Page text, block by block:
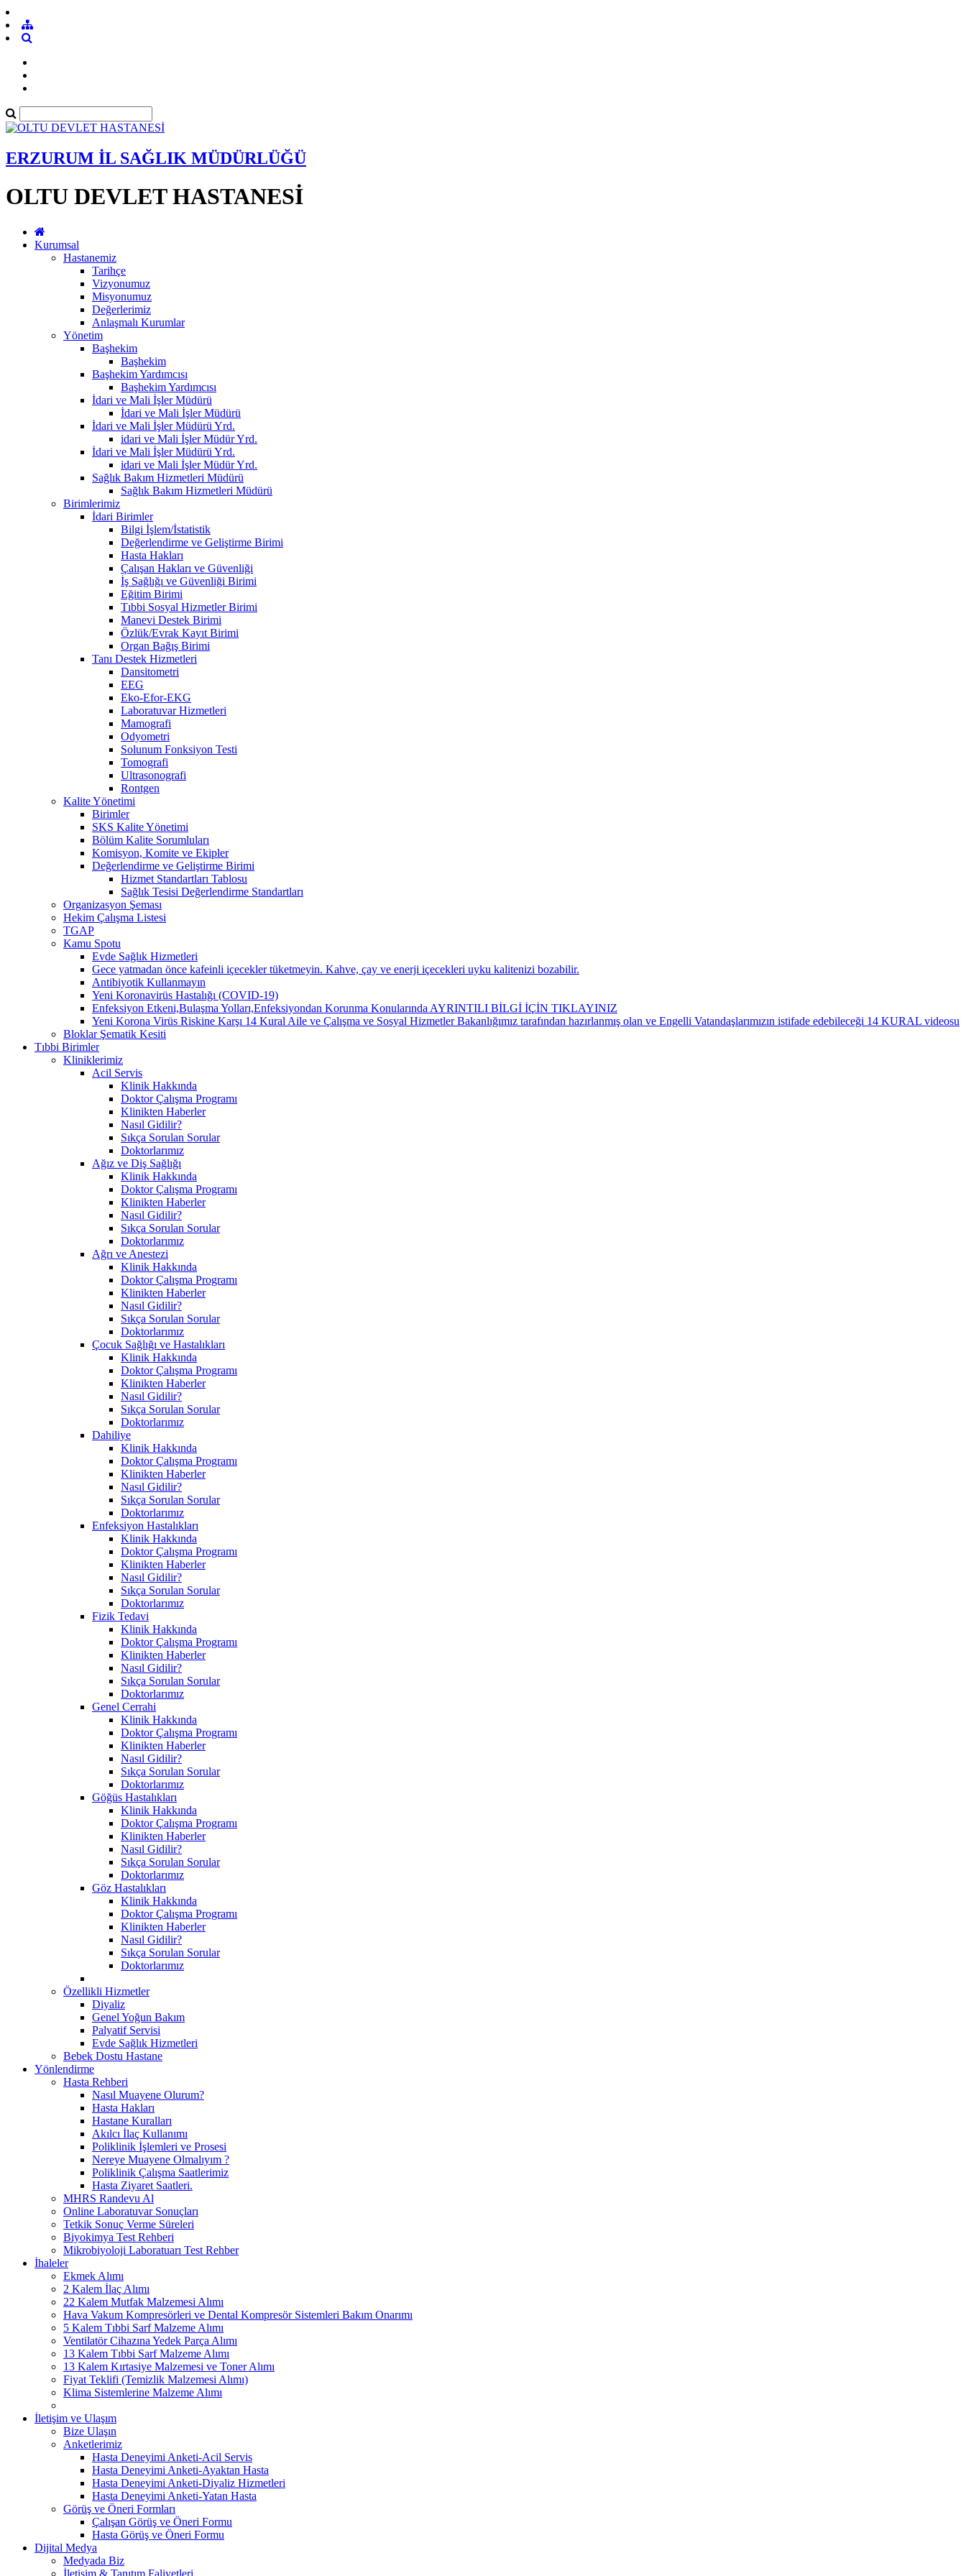
ERZURUM İL SAĞLIK MÜDÜRLÜĞÜ
OLTU DEVLET HASTANESİ
Kurumsal
Hastanemiz
Tarihçe
Vizyonumuz
Misyonumuz
Değerlerimiz
Anlaşmalı Kurumlar
Yönetim
Başhekim
Başhekim
Başhekim Yardımcısı
Başhekim Yardımcısı
İdari ve Mali İşler Müdürü
İdari ve Mali İşler Müdürü
İdari ve Mali İşler Müdürü Yrd.
idari ve Mali İşler Müdür Yrd.
İdari ve Mali İşler Müdürü Yrd.
idari ve Mali İşler Müdür Yrd.
Sağlık Bakım Hizmetleri Müdürü
Sağlık Bakım Hizmetleri Müdürü
Birimlerimiz
İdari Birimler
Bilgi İşlem/İstatistik
Değerlendirme ve Geliştirme Birimi
Hasta Hakları
Çalışan Hakları ve Güvenliği
İş Sağlığı ve Güvenliği Birimi
Eğitim Birimi
Tıbbi Sosyal Hizmetler Birimi
Manevi Destek Birimi
Özlük/Evrak Kayıt Birimi
Organ Bağış Birimi
Tanı Destek Hizmetleri
Dansitometri
EEG
Eko-Efor-EKG
Laboratuvar Hizmetleri
Mamografi
Odyometri
Solunum Fonksiyon Testi
Tomografi
Ultrasonografi
Rontgen
Kalite Yönetimi
Birimler
SKS Kalite Yönetimi
Bölüm Kalite Sorumluları
Komisyon, Komite ve Ekipler
Değerlendirme ve Geliştirme Birimi
Hizmet Standartları Tablosu
Sağlık Tesisi Değerlendirme Standartları
Organizasyon Şeması
Hekim Çalışma Listesi
TGAP
Kamu Spotu
Evde Sağlık Hizmetleri
Gece yatmadan önce kafeinli içecekler tüketmeyin. Kahve, çay ve enerji içecekleri uyku kalitenizi bozabilir.
Antibiyotik Kullanmayın
Yeni Koronavirüs Hastalığı (COVID-19)
Enfeksiyon Etkeni,Bulaşma Yolları,Enfeksiyondan Korunma Konularında AYRINTILI BİLGİ İÇİN TIKLAYINIZ
Yeni Korona Virüs Riskine Karşı 14 Kural Aile ve Çalışma ve Sosyal Hizmetler Bakanlığımız tarafından hazırlanmış olan ve Engelli Vatandaşlarımızın istifade edebileceği 14 KURAL videosu
Bloklar Şematik Kesiti
Tıbbi Birimler
Kliniklerimiz
Acil Servis
Klinik Hakkında
Doktor Çalışma Programı
Klinikten Haberler
Nasıl Gidilir?
Sıkça Sorulan Sorular
Doktorlarımız
Ağız ve Diş Sağlığı
Klinik Hakkında
Doktor Çalışma Programı
Klinikten Haberler
Nasıl Gidilir?
Sıkça Sorulan Sorular
Doktorlarımız
Ağrı ve Anestezi
Klinik Hakkında
Doktor Çalışma Programı
Klinikten Haberler
Nasıl Gidilir?
Sıkça Sorulan Sorular
Doktorlarımız
Çocuk Sağlığı ve Hastalıkları
Klinik Hakkında
Doktor Çalışma Programı
Klinikten Haberler
Nasıl Gidilir?
Sıkça Sorulan Sorular
Doktorlarımız
Dahiliye
Klinik Hakkında
Doktor Çalışma Programı
Klinikten Haberler
Nasıl Gidilir?
Sıkça Sorulan Sorular
Doktorlarımız
Enfeksiyon Hastalıkları
Klinik Hakkında
Doktor Çalışma Programı
Klinikten Haberler
Nasıl Gidilir?
Sıkça Sorulan Sorular
Doktorlarımız
Fizik Tedavi
Klinik Hakkında
Doktor Çalışma Programı
Klinikten Haberler
Nasıl Gidilir?
Sıkça Sorulan Sorular
Doktorlarımız
Genel Cerrahi
Klinik Hakkında
Doktor Çalışma Programı
Klinikten Haberler
Nasıl Gidilir?
Sıkça Sorulan Sorular
Doktorlarımız
Göğüs Hastalıkları
Klinik Hakkında
Doktor Çalışma Programı
Klinikten Haberler
Nasıl Gidilir?
Sıkça Sorulan Sorular
Doktorlarımız
Göz Hastalıkları
Klinik Hakkında
Doktor Çalışma Programı
Klinikten Haberler
Nasıl Gidilir?
Sıkça Sorulan Sorular
Doktorlarımız
Özellikli Hizmetler
Diyaliz
Genel Yoğun Bakım
Palyatif Servisi
Evde Sağlık Hizmetleri
Bebek Dostu Hastane
Yönlendirme
Hasta Rehberi
Nasıl Muayene Olurum?
Hasta Hakları
Hastane Kuralları
Akılcı İlaç Kullanımı
Poliklinik İşlemleri ve Prosesi
Nereye Muayene Olmalıyım ?
Poliklinik Çalışma Saatlerimiz
Hasta Ziyaret Saatleri.
MHRS Randevu Al
Online Laboratuvar Sonuçları
Tetkik Sonuç Verme Süreleri
Biyokimya Test Rehberi
Mikrobiyoloji Laboratuarı Test Rehber
İhaleler
Ekmek Alımı
2 Kalem İlaç Alımı
22 Kalem Mutfak Malzemesi Alımı
Hava Vakum Kompresörleri ve Dental Kompresör Sistemleri Bakım Onarımı
5 Kalem Tıbbi Sarf Malzeme Alımı
Ventilatör Cihazına Yedek Parça Alımı
13 Kalem Tıbbi Sarf Malzeme Alımı
13 Kalem Kırtasiye Malzemesi ve Toner Alımı
Fiyat Teklifi (Temizlik Malzemesi Alımı)
Klima Sistemlerine Malzeme Alımı
İletişim ve Ulaşım
Bize Ulaşın
Anketlerimiz
Hasta Deneyimi Anketi-Acil Servis
Hasta Deneyimi Anketi-Ayaktan Hasta
Hasta Deneyimi Anketi-Diyaliz Hizmetleri
Hasta Deneyimi Anketi-Yatan Hasta
Görüş ve Öneri Formları
Çalışan Görüş ve Öneri Formu
Hasta Görüş ve Öneri Formu
Dijital Medya
Medyada Biz
İletişim & Tanıtım Faliyetleri